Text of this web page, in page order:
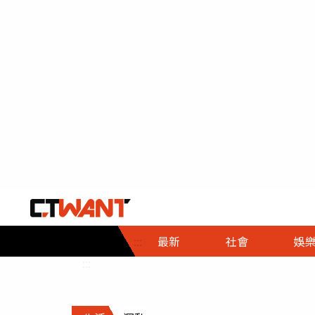
::: 最新 社會
社會首頁
時事
調查
娛樂
娛樂首頁
即時
財經首頁
熱線
政